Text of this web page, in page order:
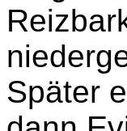
Später